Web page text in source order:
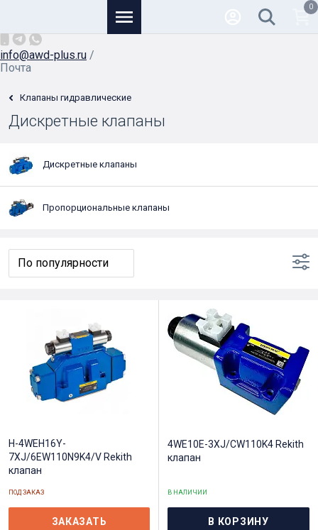
info@awd-plus.ru /
Почта
0
Клапаны гидравлические
Дискретные клапаны
Дискретные клапаны
Пропорциональные клапаны
H-4WEH16Y-
7XJ/6EW110N9K4/V Rekith
клапан
ПОД ЗАКАЗ
ЗАКАЗАТЬ
4WE10E-3XJ/CW110K4 Rekith
клапан
В НАЛИЧИИ
В КОРЗИНУ